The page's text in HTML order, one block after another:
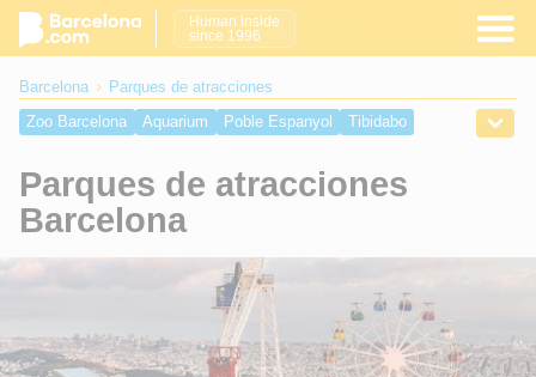
Human inside
since 1996
Barcelona
Parques de atracciones
Zoo Barcelona
Aquarium Poble Espanyol
Tibidabo
Parques de atracciones
Barcelona